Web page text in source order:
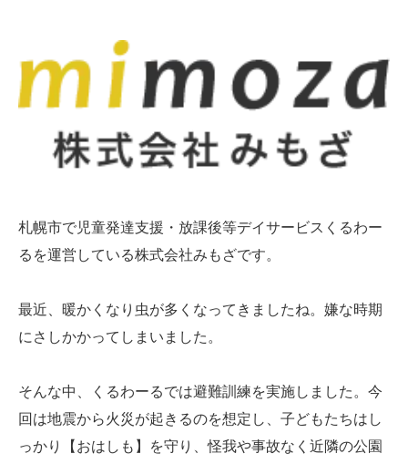
札幌市で児童発達支援・放課後等デイサービスくるわー
るを運営している株式会社みもざです。
最近、暖かくなり虫が多くなってきましたね。嫌な時期
にさしかかってしまいました。
そんな中、くるわーるでは避難訓練を実施しました。今
回は地震から火災が起きるのを想定し、子どもたちはし
っかり【おはしも】を守り、怪我や事故なく近隣の公園